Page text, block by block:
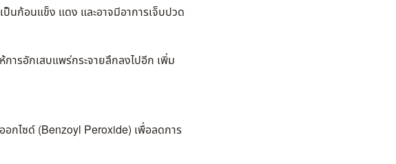
นก้อนแข็ง แดง และอาจมีอาการเจ็บปวด
การอักเสบแพร่กระจายลึกลงไปอีก เพิ่ม
อกไซด์ (Benzoyl Peroxide) เพื่อลดการ